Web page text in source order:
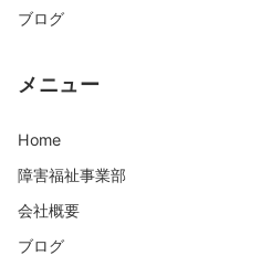
ブログ
メニュー
Home
障害福祉事業部
会社概要
ブログ